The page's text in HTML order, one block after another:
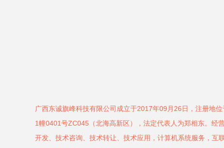
广西东诚旗峰科技有限公司成立于2017年09月26日，注册地
1幢0401号ZC045（北海高新区），法定代表人为郑相东。经
开发、技术咨询、技术转让、技术应用，计算机系统服务，互